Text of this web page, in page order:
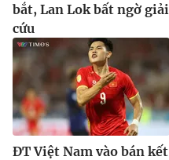
bắt, Lan Lok bất ngờ giải
cứu
ĐT Việt Nam vào bán kết